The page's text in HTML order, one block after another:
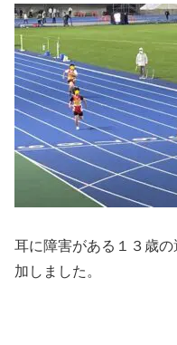
耳に障害がある１３歳
加しました。